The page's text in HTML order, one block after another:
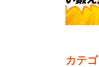
カテ